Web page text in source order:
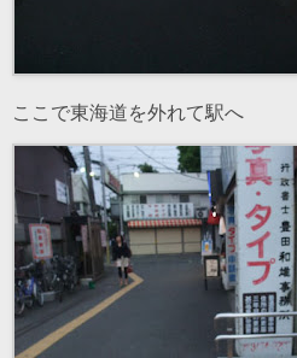
ここで東海道を外れて駅へ